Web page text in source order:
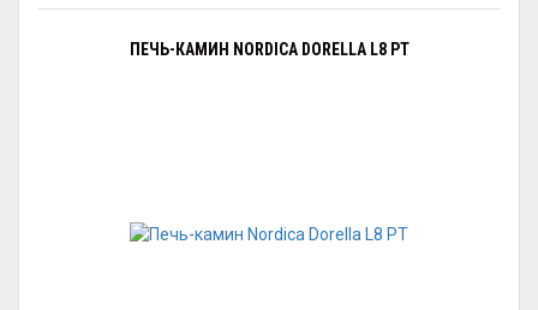
ПЕЧЬ-КАМИН NORDICA DORELLA L8 PT